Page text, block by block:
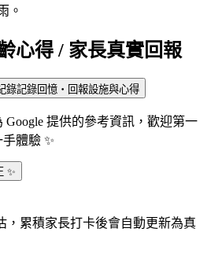
。
心得 / 家長真實回報
錄記錄回憶・回報設施與心得
提供的參考資訊，歡迎第一
體驗 ✨
✨
，累積家長打卡後會自動更新為真